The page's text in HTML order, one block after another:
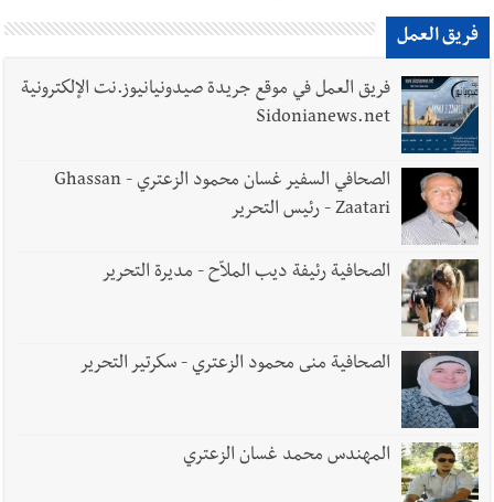
فريق العمل
فريق العمل في موقع جريدة صيدونيانيوز.نت الإلكترونية
Sidonianews.net
الصحافي السفير غسان محمود الزعتري - Ghassan
Zaatari - رئيس التحرير
الصحافية رئيفة ديب الملاّح - مديرة التحرير
الصحافية منى محمود الزعتري - سكرتير التحرير
المهندس محمد غسان الزعتري